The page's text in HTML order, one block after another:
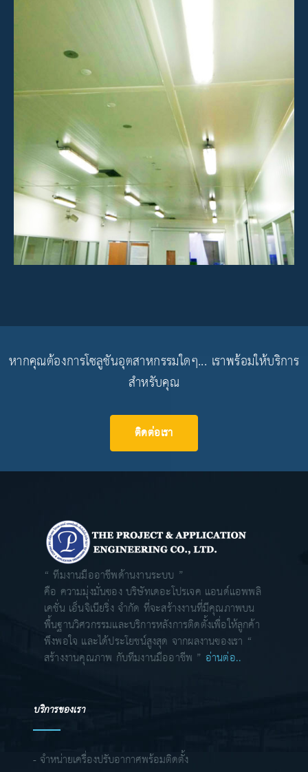
หากคุณต้องการโซลูชันอุตสาหกรรมใดๆ... เราพร้อมให้บริการ
สำหรับคุณ
ติดต่อเรา
“ ทีมงานมืออาชีพด้านงานระบบ ”
คือ ความมุ่งมั่นของ บริษัทเดอะโปรเจค แอนด์แอพพลิ
เคชั่น เอ็นจิเนียริ่ง จำกัด ที่จะสร้างงานที่มีคุณภาพบน
พื้นฐานวิศวกรรมและบริการหลังการติดตั้งเพื่อให้ลูกค้า
พึงพอใจ และได้ประโยชน์สูงสุด จากผลงานของเรา “
สร้างงานคุณภาพ กับทีมงานมืออาชีพ ” อ่านต่อ..
บริการของเรา
- จำหน่ายเครื่องปรับอากาศพร้อมติดตั้ง